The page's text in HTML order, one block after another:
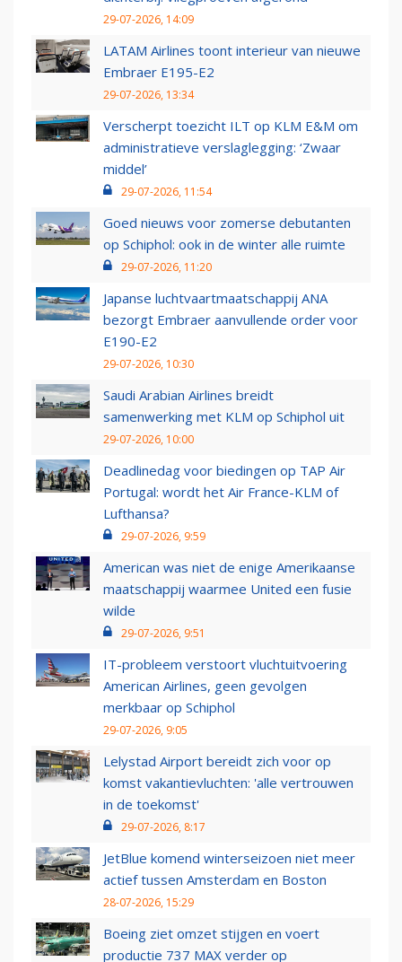
29-07-2026, 14:09
LATAM Airlines toont interieur van nieuwe
Embraer E195-E2
29-07-2026, 13:34
Verscherpt toezicht ILT op KLM E&M om
administratieve verslaglegging: ‘Zwaar
middel’
29-07-2026, 11:54
Goed nieuws voor zomerse debutanten
op Schiphol: ook in de winter alle ruimte
29-07-2026, 11:20
Japanse luchtvaartmaatschappij ANA
bezorgt Embraer aanvullende order voor
E190-E2
29-07-2026, 10:30
Saudi Arabian Airlines breidt
samenwerking met KLM op Schiphol uit
29-07-2026, 10:00
Deadlinedag voor biedingen op TAP Air
Portugal: wordt het Air France-KLM of
Lufthansa?
29-07-2026, 9:59
American was niet de enige Amerikaanse
maatschappij waarmee United een fusie
wilde
29-07-2026, 9:51
IT-probleem verstoort vluchtuitvoering
American Airlines, geen gevolgen
merkbaar op Schiphol
29-07-2026, 9:05
Lelystad Airport bereidt zich voor op
komst vakantievluchten: 'alle vertrouwen
in de toekomst'
29-07-2026, 8:17
JetBlue komend winterseizoen niet meer
actief tussen Amsterdam en Boston
28-07-2026, 15:29
Boeing ziet omzet stijgen en voert
productie 737 MAX verder op